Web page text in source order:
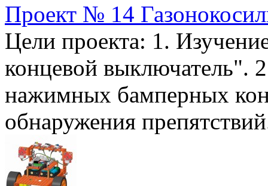
Проект № 14
Цели проекта: 1.
концевой выключатель".
нажимных бамперных
обнаружения